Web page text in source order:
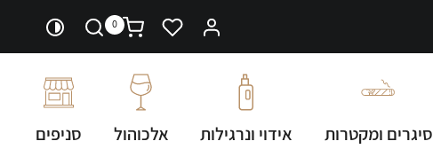
0
סיגרים ומקטרות אידוי ונרגילות אלכוהול סניפים